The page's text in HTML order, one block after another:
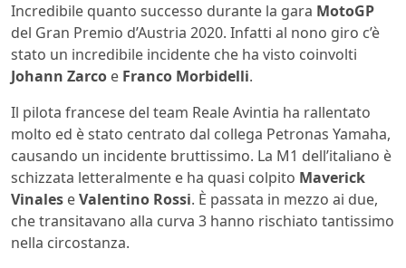
Incredibile quanto successo durante la gara MotoGP
del Gran Premio d’Austria 2020. Infatti al nono giro c’è
stato un incredibile incidente che ha visto coinvolti
Johann Zarco e Franco Morbidelli.
Il pilota francese del team Reale Avintia ha rallentato
molto ed è stato centrato dal collega Petronas Yamaha,
causando un incidente bruttissimo. La M1 dell’italiano è
schizzata letteralmente e ha quasi colpito Maverick
Vinales eValentino Rossi. È passata in mezzo ai due,
che transitavano alla curva 3 hanno rischiato tantissimo
nella circostanza.